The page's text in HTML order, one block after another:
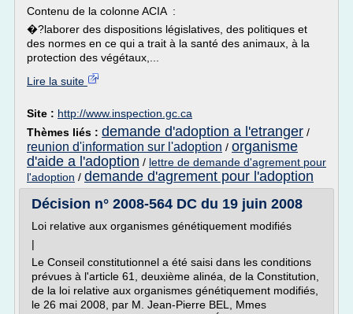
Contenu de la colonne ACIA :
�?laborer des dispositions législatives, des politiques et
des normes en ce qui a trait à la santé des animaux, à la
protection des végétaux,...
Lire la suite
Site : http://www.inspection.gc.ca
Thèmes liés : demande d'adoption a l'etranger /
reunion d'information sur l'adoption / organisme
d'aide a l'adoption / lettre de demande d'agrement pour
l'adoption / demande d'agrement pour l'adoption
Décision n° 2008-564 DC du 19 juin 2008
Loi relative aux organismes génétiquement modifiés
|
Le Conseil constitutionnel a été saisi dans les conditions
prévues à l'article 61, deuxième alinéa, de la Constitution,
de la loi relative aux organismes génétiquement modifiés,
le 26 mai 2008, par M. Jean-Pierre BEL, Mmes